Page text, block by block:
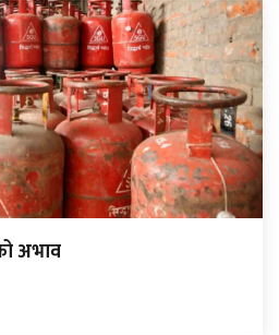
अभाव